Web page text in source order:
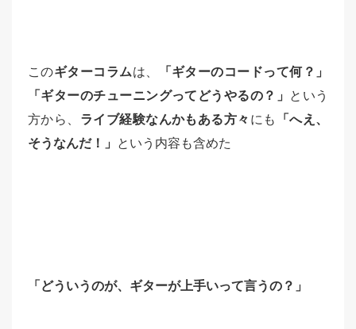
このギターコラムは、
「ギターのコードって何？」
「ギターのチューニングってどうやるの？」
という
方から、 ライブ経験なんかもある方々 にも
「へえ、
そうなんだ！」
という内容も含めた
「どういうのが、ギターが上手いって言うの？」